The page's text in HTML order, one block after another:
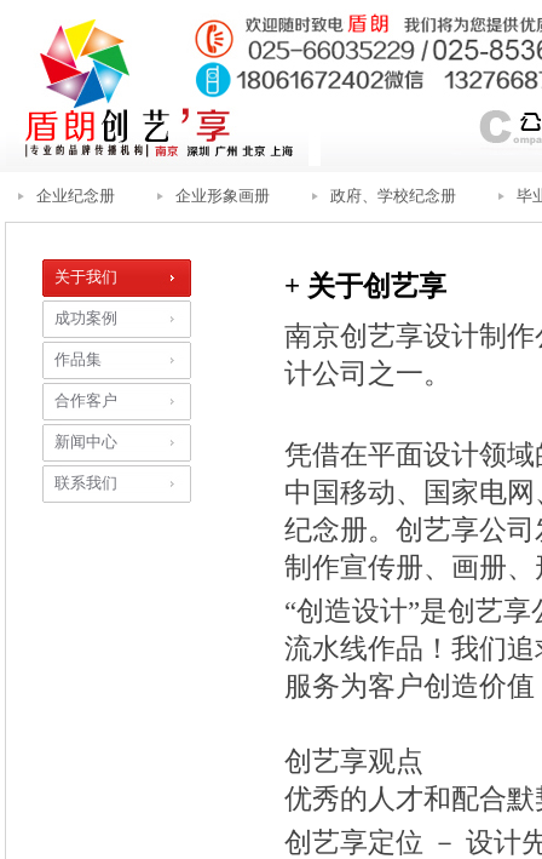
企业纪念册 企业形象画册 政府、学校纪念册 毕
关于我们
成功案例
作品集
合作客户
新闻中心
联系我们
+ 关于创艺享
南京创艺享设计制
计公司之一。
凭借在平面设计领
中国移动、国家电
纪念册。创艺享公
制作宣传册、画册
“创造设计”是创艺
流水线作品！我们
服务为客户创造价
创艺享观点
优秀的人才和配合
创艺享定位 － 设计